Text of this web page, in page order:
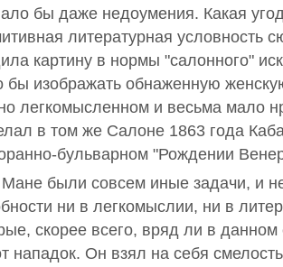
бы даже недоумения. Какая
литературная условность
картину в нормы "салонного"
бы изображать обнаженную
легкомысленном и весьма мало
в том же Салоне 1863 года
бульварном "Рождении
были совсем иные задачи, и
ни в легкомыслии, ни в
скорее всего, вряд ли в
нападок. Он взял на себя